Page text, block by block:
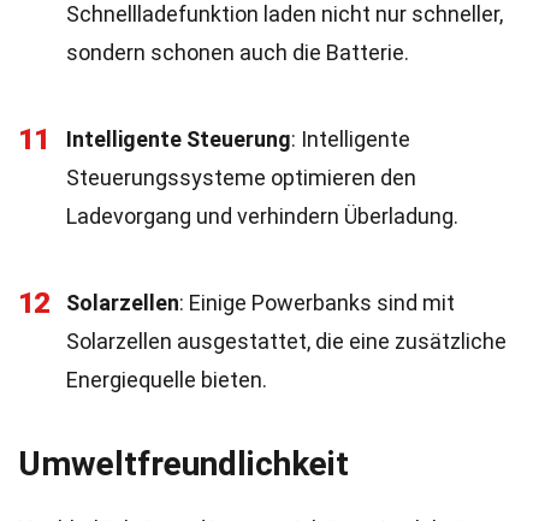
Schnellladefunktion laden nicht nur schneller,
sondern schonen auch die Batterie.
11 Intelligente Steuerung: Intelligente
Steuerungssysteme optimieren den
Ladevorgang und verhindern Überladung.
12 Solarzellen: Einige Powerbanks sind mit
Solarzellen ausgestattet, die eine zusätzliche
Energiequelle bieten.
Umweltfreundlichkeit